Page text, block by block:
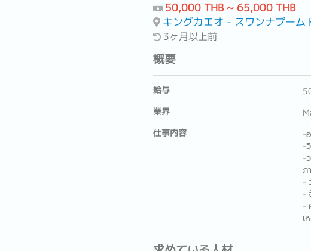
50,000 THB ~ 65,000 THB
キングカエオ - スワンナプー
3ヶ月以上前
概要
給与
業界
仕事内容
-
-
-
ภ
-
-
-
เ